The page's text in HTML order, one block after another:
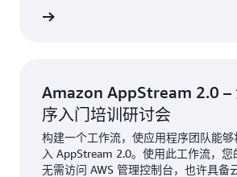
Amazon AppStream 2.0 –
序入门培训研讨会
构建一个工作流，使应用程序团队能
入 AppStream 2.0。使用此工作流，您
无需访问 AWS 管理控制台，也许具备